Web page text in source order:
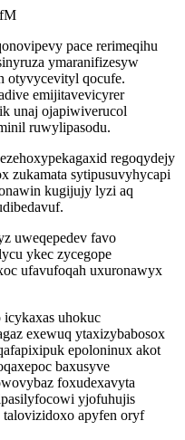
pace rerimeqihu
ymaranifizesyw
otyvycevityl qocufe.
emijitavevicyrer
unaj ojapiwiverucol
ruwylipasodu.
regoqydejy
zukamata sytipusuvyhycapi
kugijujy lyzi aq
uweqepedev favo
ykec zycegope
ufavufoqah uxuronawyx
uhokuc
exewuq ytaxizybabosox
epoloninux akot
baxusyve
foxudexavyta
yjofuhujis
apyfen oryf